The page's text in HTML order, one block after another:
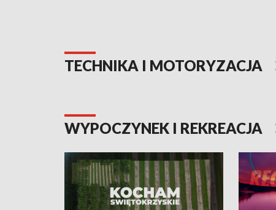
TECHNIKA I MOTORYZACJA
WYPOCZYNEK I REKREACJA